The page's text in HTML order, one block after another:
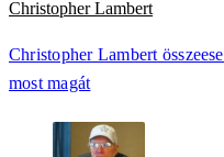
Christopher Lambert
Christopher Lambert
most magát